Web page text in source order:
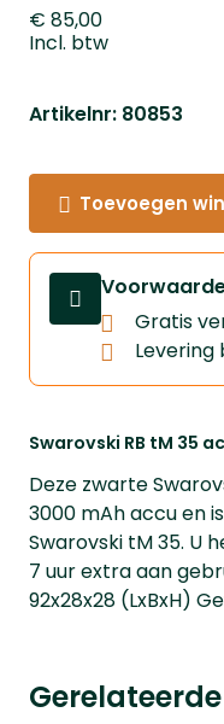
Swarovski RB tM 35
Deze zwarte
3000 mAh accu en
Swarovski tM 35. U
7 uur extra aan
92x28x28 (LxBxH)
€ 85,00
Incl. btw
Artikelnr: 80853
Toevoegen
Gratis
Levering